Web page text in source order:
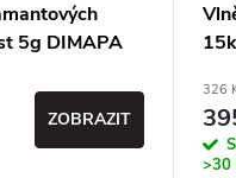
5g DIMAPA
ZOBRAZIT
326
>30